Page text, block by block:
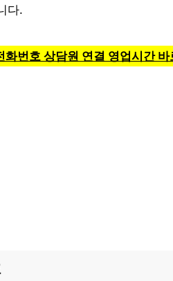
다.
번호 상담원 연결 영업시간 바